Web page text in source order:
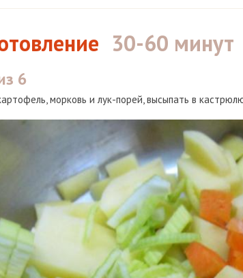
30-60 минут
6
морковь и лук-порей, высыпать в